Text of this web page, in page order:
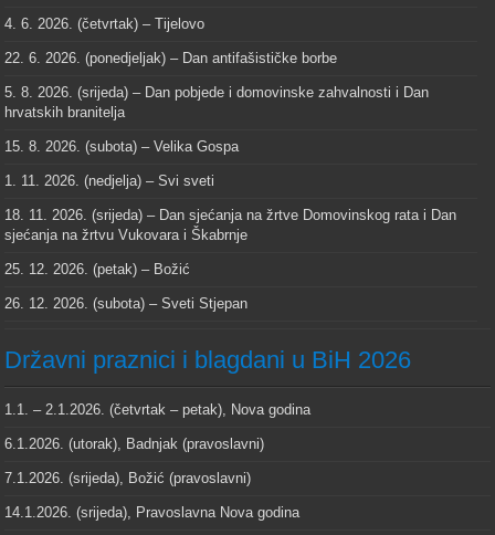
4. 6. 2026. (četvrtak) – Tijelovo
22. 6. 2026. (ponedjeljak) – Dan antifašističke borbe
5. 8. 2026. (srijeda) – Dan pobjede i domovinske zahvalnosti i Dan
hrvatskih branitelja
15. 8. 2026. (subota) – Velika Gospa
1. 11. 2026. (nedjelja) – Svi sveti
18. 11. 2026. (srijeda) – Dan sjećanja na žrtve Domovinskog rata i Dan
sjećanja na žrtvu Vukovara i Škabrnje
25. 12. 2026. (petak) – Božić
26. 12. 2026. (subota) – Sveti Stjepan
Državni praznici i blagdani u BiH 2026
1.1. – 2.1.2026. (četvrtak – petak), Nova godina
6.1.2026. (utorak), Badnjak (pravoslavni)
7.1.2026. (srijeda), Božić (pravoslavni)
14.1.2026. (srijeda), Pravoslavna Nova godina